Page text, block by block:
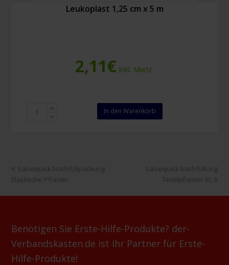
Leukoplast 1,25 cm x 5 m
2,11€ Inkl. MwSt.
Leukoplast
Menge
In den Warenkorb
vorheriger
Beitrag:
Salvequick Nachfüllpackung
Elastische Pflaster
Nächster
Beitrag:
Salvequick Nachfüllung
Textilpflaster XL
Benötigen Sie Erste-Hilfe-Produkte? der-
Verbandskasten.de ist Ihr Partner für Erste-
Hilfe-Produkte!